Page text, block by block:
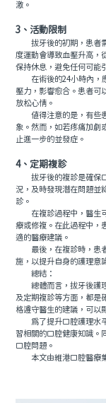
激。
3、活動限制
拔牙後的初期，患者需
度運動會導致血壓升高，
保持休息，避免任何可能
在術後的24小時內，應
壓力，影響愈合。患者可
放松心情。
值得注意的是，有些患
象。然而，如若疼痛加劇
止進一步的並發症。
4、定期複診
拔牙後的複診是確保口
況，及時發現潛在問題並
診。
在複診過程中，醫生可
療或修複。在此過程中，
適的醫療建議。
最後，在複診時，患者
施，以提升自身的護理意
總結：
總體而言，拔牙後護理
及定期複診等方面，都是
格遵守醫生的建議，可以
爲了提升口腔護理水平
習相關的口腔健康知識。
口腔問題。
本文由維港口腔醫療